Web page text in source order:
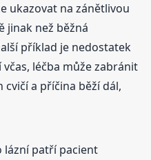
ukazovat na zánětlivou
jinak než běžná
příklad je nedostatek
léčba může zabránit
cvičí a příčina běží dál,
lázní patří pacient